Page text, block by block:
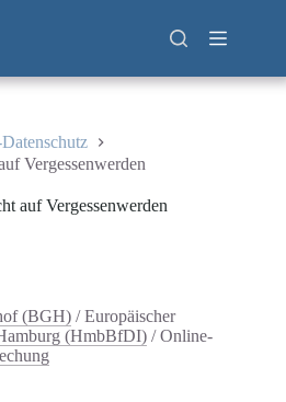
Vergessenwerden
auf Vergessenwerden
(BGH) /Europäischer
(HmbBfDI) /Online-